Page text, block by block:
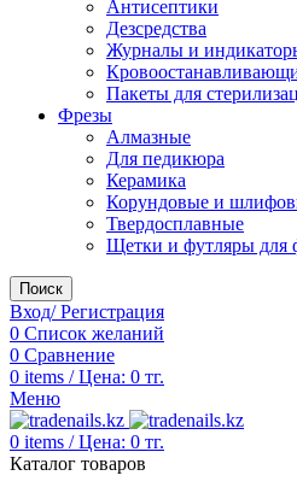
Антисептики
Дезсредства
Журналы и
Пакеты для
Фрезы
Алмазные
Для педикюра
Керамика
Корундовые и
Твердосплавные
Щетки и футляры для
Поиск
Вход/ Регистрация
0 Список желаний
0 Сравнение
0 items / Цена: 0 тг.
Меню
0 items / Цена: 0 тг.
Каталог товаров